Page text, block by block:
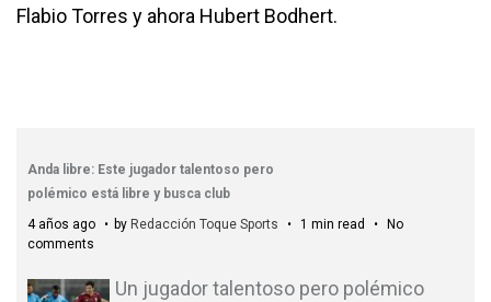
Flabio Torres y ahora Hubert Bodhert.
Anda libre: Este jugador talentoso pero
polémico está libre y busca club
4 años ago
by Redacción Toque Sports 1 min read
No
comments
Un jugador talentoso pero polémico